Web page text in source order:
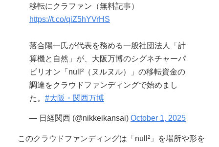
移転にクラファン（無料記事）
https://t.co/qiZ5hYVrHS
落合陽一氏が代表を務める一般社団法人「計
算機と自然」が、大阪万博のシグネチャーパ
ビリオン「null²（ヌルヌル）」の移転資金の
調達をクラウドファンディングで始めまし
た。 #大阪・関西万博
— 日経関西 (@nikkeikansai) October 1, 2025
このクラウドファンディングは「null²」を場所や形を